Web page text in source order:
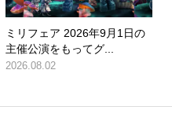
ミリフェア 2026年9月1日の
主催公演をもってグ...
2026.08.02